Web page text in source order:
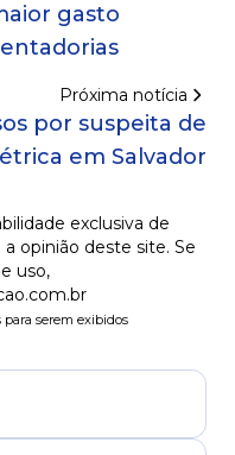
gasto
Próxima notícia
por suspeita de
em Salvador
exclusiva de
opinião deste site. Se
uso,
serem exibidos